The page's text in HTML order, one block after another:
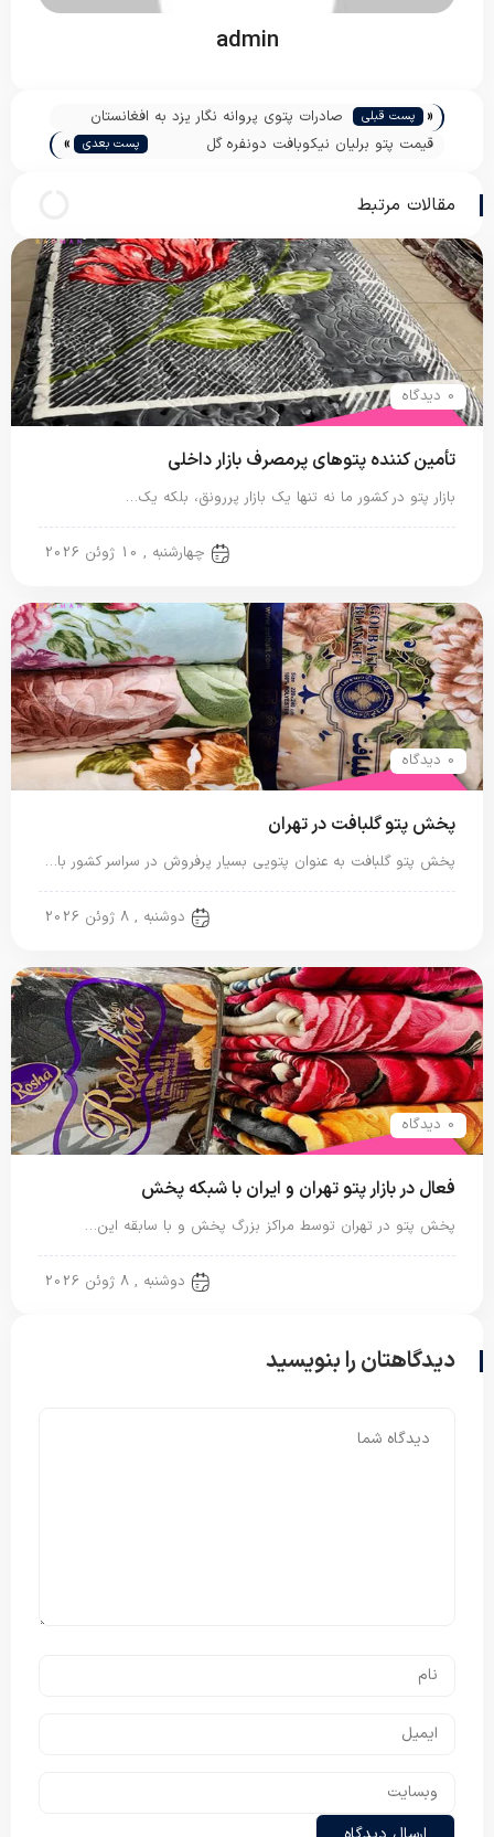
admin
« پست قبلی
صادرات پتوی پروانه نگار یزد به افغانستان
قیمت پتو برلیان نیکوبافت دونفره گل
پست بعدی »
مقالات مرتبط
0 دیدگاه
تأمین کننده پتوهای پرمصرف بازار داخلی
بازار پتو در کشور ما نه تنها یک بازار پررونق، بلکه یک…
چهارشنبه , 10 ژوئن 2026
0 دیدگاه
پخش پتو گلبافت در تهران
پخش پتو گلبافت به عنوان پتویی بسیار پرفروش در سراسر کشور با…
دوشنبه , 8 ژوئن 2026
0 دیدگاه
فعال در بازار پتو تهران و ایران با شبکه پخش
پخش پتو در تهران توسط مراکز بزرگ پخش و با سابقه این…
دوشنبه , 8 ژوئن 2026
دیدگاهتان را بنویسید